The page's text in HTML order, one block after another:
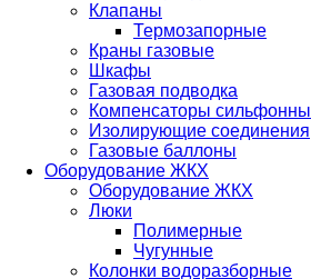
Клапаны
Термозапорные
Краны газовые
Шкафы
Газовая подводка
Компенсаторы
Изолирующие соединения
Газовые баллоны
Оборудование ЖКХ
Оборудование ЖКХ
Люки
Полимерные
Чугунные
Колонки водоразборные